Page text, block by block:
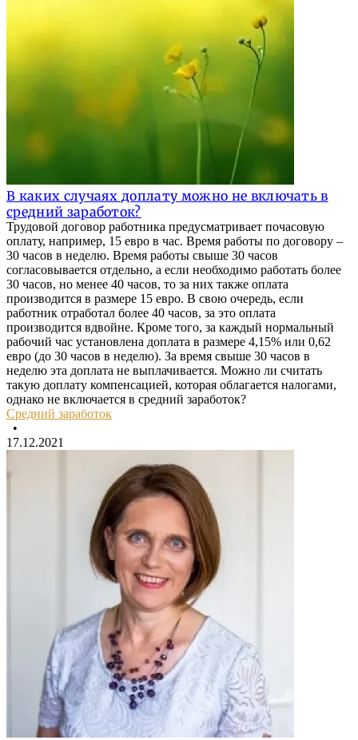
В каких случаях доплату можно не включать в
средний заработок?
Трудовой договор работника предусматривает почасовую
оплату, например, 15 евро в час. Время работы по договору –
30 часов в неделю. Время работы свыше 30 часов
согласовывается отдельно, а если необходимо работать более
30 часов, но менее 40 часов, то за них также оплата
производится в размере 15 евро. В свою очередь, если
работник отработал более 40 часов, за это оплата
производится вдвойне. Кроме того, за каждый нормальный
рабочий час установлена доплата в размере 4,15% или 0,62
евро (до 30 часов в неделю). За время свыше 30 часов в
неделю эта доплата не выплачивается. Можно ли считать
такую доплату компенсацией, которая облагается налогами,
однако не включается в средний заработок?
Средний заработок
•
17.12.2021